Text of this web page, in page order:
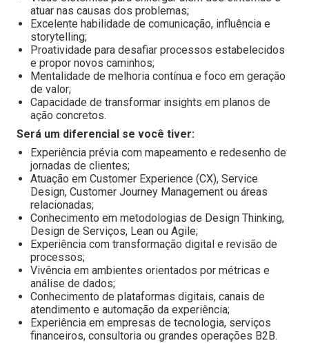
atuar nas causas dos problemas;
Excelente habilidade de comunicação, influência e
storytelling;
Proatividade para desafiar processos estabelecidos
e propor novos caminhos;
Mentalidade de melhoria contínua e foco em geração
de valor;
Capacidade de transformar insights em planos de
ação concretos.
Será um diferencial se você tiver:
Experiência prévia com mapeamento e redesenho de
jornadas de clientes;
Atuação em Customer Experience (CX), Service
Design, Customer Journey Management ou áreas
relacionadas;
Conhecimento em metodologias de Design Thinking,
Design de Serviços, Lean ou Agile;
Experiência com transformação digital e revisão de
processos;
Vivência em ambientes orientados por métricas e
análise de dados;
Conhecimento de plataformas digitais, canais de
atendimento e automação da experiência;
Experiência em empresas de tecnologia, serviços
financeiros, consultoria ou grandes operações B2B.